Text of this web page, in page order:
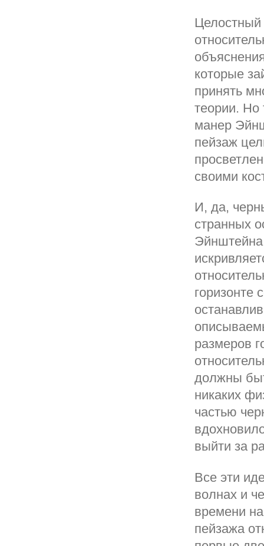
которые
принять
теории. Но
манер
пейзаж
своими
И, да,
странных
размеров
должны
никаких
частью
выйти за
Все эти
волнах и
времени
пейзажа